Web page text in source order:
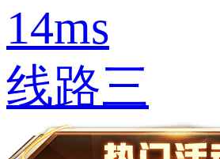
14ms
线路三